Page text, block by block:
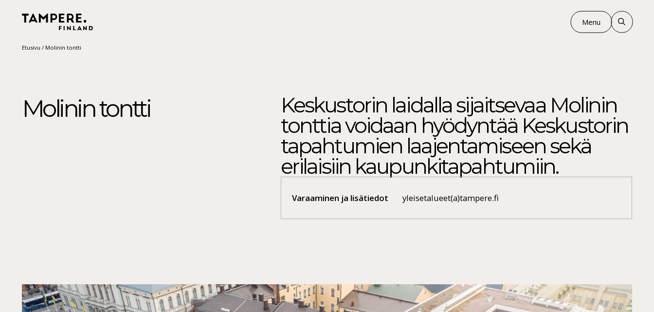
Menu
Etusivu / Molinin tontti
Molinin tontti
Keskustorin laidalla sijaitsevaa Molinin
tonttia voidaan hyödyntää Keskustorin
tapahtumien laajentamiseen sekä
erilaisiin kaupunkitapahtumiin.
Varaaminen ja lisätiedot yleisetalueet(a)tampere.fi